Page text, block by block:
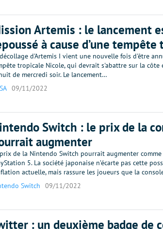
Artemis : le lancement
à cause d’une
d'Artemis I vient une nouvelle fois d'être
tropicale Nicole, qui devrait s'abattre sur la côte
de mercredi soir. Le lancement…
09/11/2022
Switch : le prix de la
augmenter
de la Nintendo Switch pourrait augmenter
5. La société japonaise n’écarte pas cette
actuelle, mais rassure les joueurs que la
Switch
09/11/2022
: un deuxième badge de